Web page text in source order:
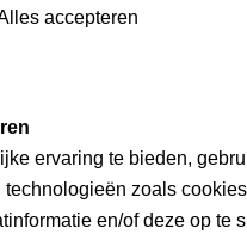
accepteren
ervaring te bieden,
zoals
en/of deze op te